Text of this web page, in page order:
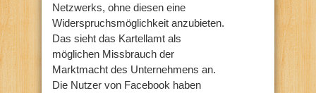
Netzwerks, ohne diesen eine
Widerspruchsmöglichkeit anzubieten.
Das sieht das Kartellamt als
möglichen Missbrauch der
Marktmacht des Unternehmens an.
Die Nutzer von Facebook haben